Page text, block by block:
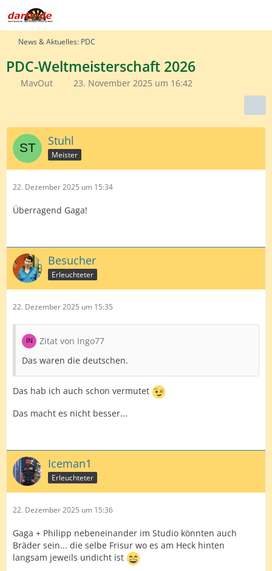
News & Aktuelles: PDC
PDC-Weltmeisterschaft 2026
MavOut 23. November 2025 um 16:42
Stuhl
Meister
22. Dezember 2025 um 15:34
Überragend Gaga!
Besucher
Erleuchteter
22. Dezember 2025 um 15:35
Zitat von Ingo77
Das waren die deutschen.
Das hab ich auch schon vermutet
Das macht es nicht besser...
Iceman1
Erleuchteter
22. Dezember 2025 um 15:36
Gaga + Philipp nebeneinander im Studio könnten auch
Bräder sein... die selbe Frisur wo es am Heck hinten
langsam jeweils undicht ist